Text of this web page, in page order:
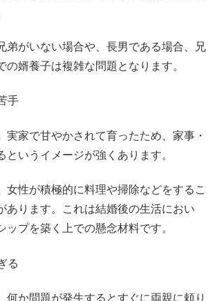
弟がいない場合や、長男である場合、兄
の婿養子は複雑な問題となります。
手
実家で甘やかされて育ったため、家事・
というイメージが強くあります。
女性が積極的に料理や掃除などをするこ
あります。これは結婚後の生活におい
ップを築く上での懸念材料です。
る
何か問題が発生するとすぐに両親に頼り